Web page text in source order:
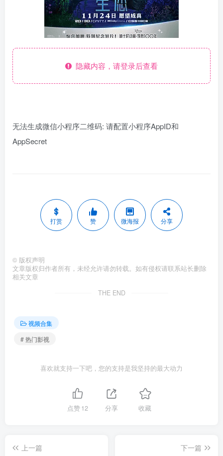
隐藏内容，请登录后查看
无法生成微信小程序二维码: 请配置小程序AppID和
AppSecret
打赏 赞 微海报 分享
© 版权声明
文章版权归作者所有，未经允许请勿转载。如有侵权请联系站长删除
相关文章
THE END
视频合集
# 热门影视
喜欢就支持一下吧，您的支持是我坚持的最大动力
点赞12 分享 收藏
上一篇
下一篇